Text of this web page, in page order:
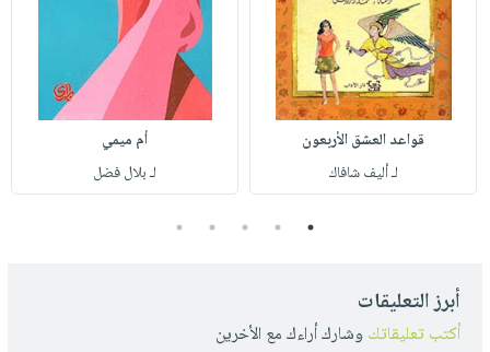
قواعد العشق الأربعون
لـ أليف شافاك
أم ميمي
لـ بلال فضل
1
2
3
4
5
أبرز التعليقات
أكتب تعليقاتك وشارك أراءك مع الأخرين